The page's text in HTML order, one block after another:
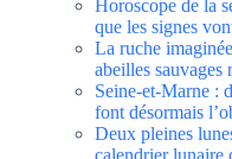
Horoscope de la
que les signes
La ruche
abeilles sauvages
Seine-et-Marne :
font désormais
Deux pleines
calendrier lunaire